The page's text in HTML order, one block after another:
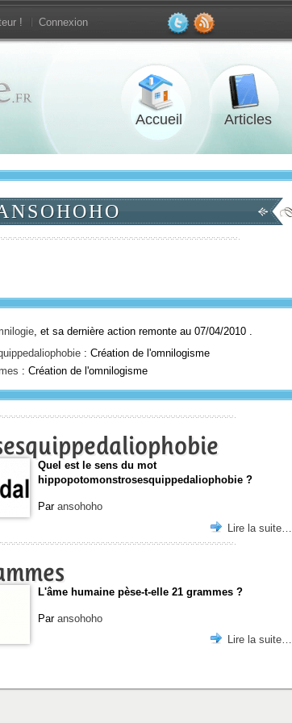
! Connexion
Accueil Articles
, et sa dernière action remonte au 07/04/2010 .
: Création de l'omnilogisme
: Création de l'omnilogisme
Quel est le sens du mot
hippopotomonstrosesquippedaliophobie ?
Par ansohoho
Lire la suite…
L'âme humaine pèse-t-elle 21 grammes ?
Par ansohoho
Lire la suite…